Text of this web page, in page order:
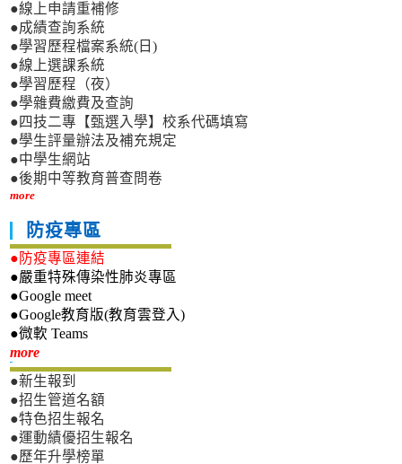
●線上申請重補修
●成績查詢系統
●學習歷程檔案系統(日)
●線上選課系統
●學習歷程（夜）
●學雜費繳費及查詢
●四技二專【甄選入學】校系代碼填寫
●學生評量辦法及補充規定
●中學生網站
●後期中等教育普查問卷
more
防疫專區
●防疫專區連結
●嚴重特殊傳染性肺炎專區
●Google meet
●Google教育版(教育雲登入)
●微軟 Teams
more新生專區
●新生報到
●招生管道名額
●特色招生報名
●運動績優招生報名
●歷年升學榜單